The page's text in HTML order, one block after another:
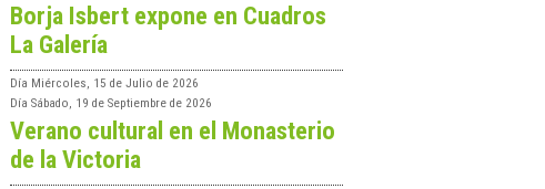
Borja Isbert expone en Cuadros
La Galería
Día Miércoles, 15 de Julio de 2026
Día Sábado, 19 de Septiembre de 2026
Verano cultural en el Monasterio
de la Victoria